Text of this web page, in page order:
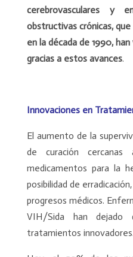
cerebrovasculares y
obstructivas crónicas,
en la década de 1990,
gracias a estos avances.
Innovaciones en
El aumento de la
de curación
medicamentos para la
posibilidad de
progresos médicos.
VIH/Sida han
tratamientos innovadores.